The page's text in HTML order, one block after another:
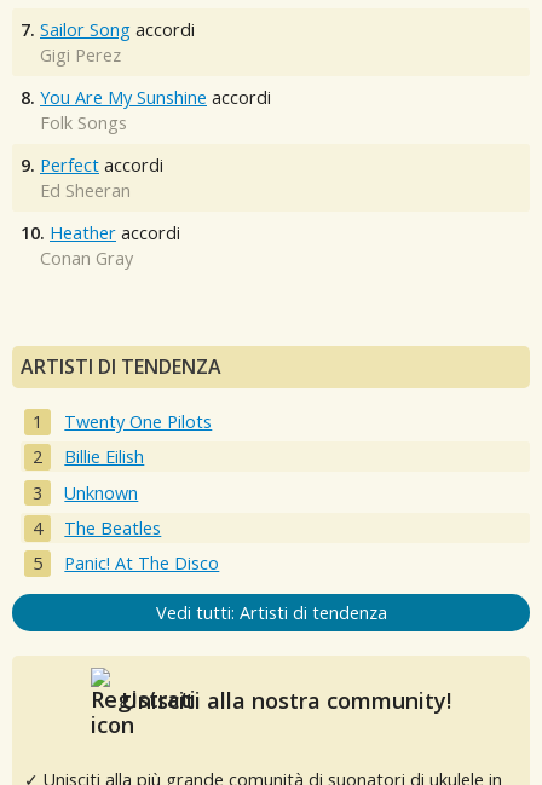
7. Sailor Song accordi
Gigi Perez
8. You Are My Sunshine accordi
Folk Songs
9. Perfect accordi
Ed Sheeran
10. Heather accordi
Conan Gray
ARTISTI DI TENDENZA
Twenty One Pilots
Billie Eilish
Unknown
The Beatles
Panic! At The Disco
Vedi tutti: Artisti di tendenza
Unisciti alla nostra community!
✓ Unisciti alla più grande comunità di suonatori di ukulele in